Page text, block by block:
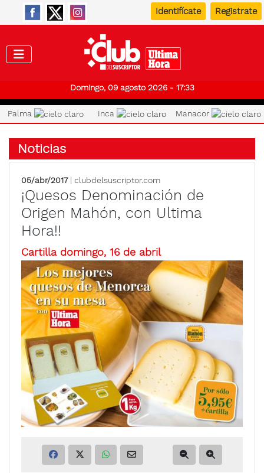
Identifícate Registrate
Domingo, 09 agosto 2026 - 17:33
Palma Inca Manacor
Noticias
05/abr/2017| clubdelsuscriptor.com
¡Quesos Denominación de
Origen Mahón, con Ultima
Hora!!
Cartilla domingo, 16 de abril